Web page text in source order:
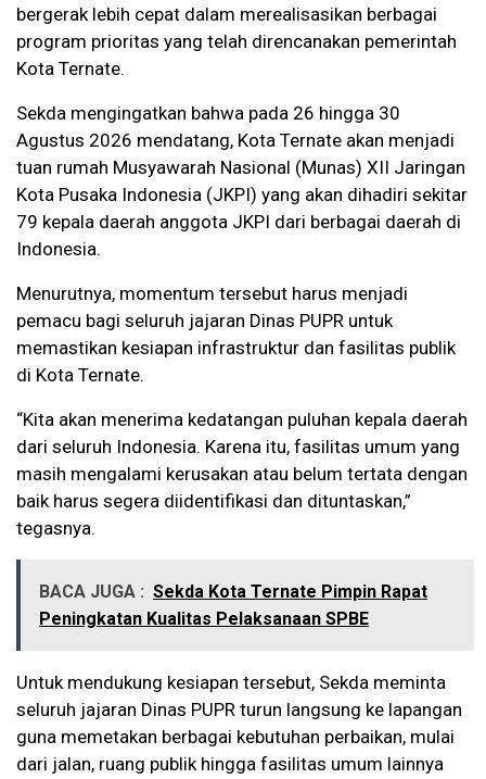
bergerak lebih cepat dalam merealisasikan berbagai
program prioritas yang telah direncanakan pemerintah
Kota Ternate.
Sekda mengingatkan bahwa pada 26 hingga 30
Agustus 2026 mendatang, Kota Ternate akan menjadi
tuan rumah Musyawarah Nasional (Munas) XII Jaringan
Kota Pusaka Indonesia (JKPI) yang akan dihadiri sekitar
79 kepala daerah anggota JKPI dari berbagai daerah di
Indonesia.
Menurutnya, momentum tersebut harus menjadi
pemacu bagi seluruh jajaran Dinas PUPR untuk
memastikan kesiapan infrastruktur dan fasilitas publik
di Kota Ternate.
“Kita akan menerima kedatangan puluhan kepala daerah
dari seluruh Indonesia. Karena itu, fasilitas umum yang
masih mengalami kerusakan atau belum tertata dengan
baik harus segera diidentifikasi dan dituntaskan,”
tegasnya.
BACA JUGA : Sekda Kota Ternate Pimpin Rapat
Peningkatan Kualitas Pelaksanaan SPBE
Untuk mendukung kesiapan tersebut, Sekda meminta
seluruh jajaran Dinas PUPR turun langsung ke lapangan
guna memetakan berbagai kebutuhan perbaikan, mulai
dari jalan, ruang publik hingga fasilitas umum lainnya